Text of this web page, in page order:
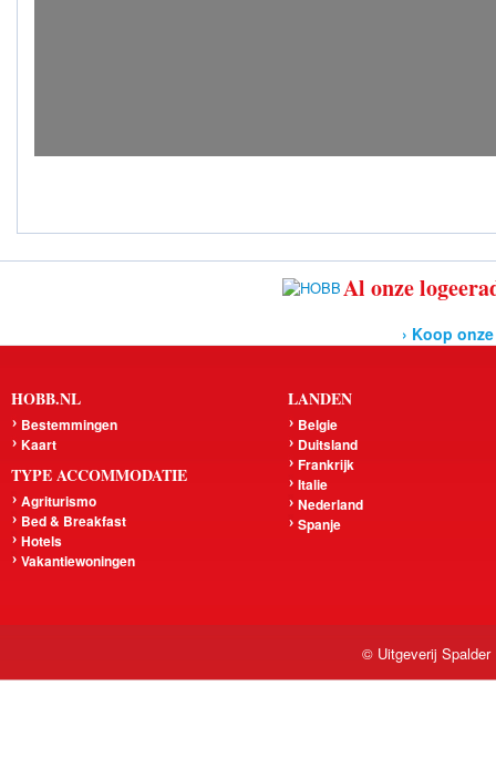
Al onze
› Koop
HOBB.NL
Bestemmingen
Kaart
TYPE ACCOMMODATIE
Agriturismo
Bed & Breakfast
Hotels
Vakantiewoningen
LANDEN
Belgie
Duitsland
Frankrijk
Italie
Nederland
Spanje
© Uitgeverij